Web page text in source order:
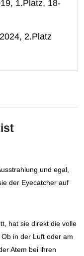
1.Platz, 18-
2.Platz
und egal,
der Eyecatcher auf
hat sie direkt die volle
in der Luft oder am
Atem bei ihren